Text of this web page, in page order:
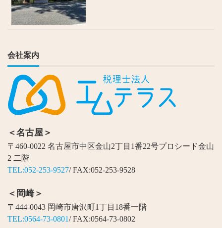
会社案内
＜名古屋＞
〒460-0022 名古屋市中区金山2丁目1番22号プロシード金山
2 二階
TEL:052-253-9527/ FAX:052-253-9528
＜岡崎＞
〒444-0043 岡崎市唐沢町1丁目18番一階
TEL:0564-73-0801/ FAX:0564-73-0802